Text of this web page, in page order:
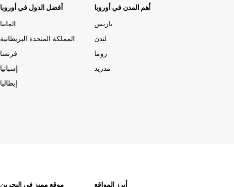
أفضل الدول في أوروبا
المانيا
المملكة المتحدة البريطانية
فرنسا
إسبانيا
إيطاليا
أهم المدن في أوروبا
باريس
لندن
روما
مدريد
موقع مميز في البحرين أبرز المواقع